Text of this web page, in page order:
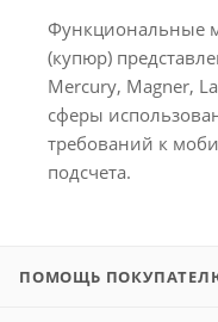
Функциональные
(купюр)
Mercury, Magner,
сферы
требований к
подсчета.
ПОМОЩЬ